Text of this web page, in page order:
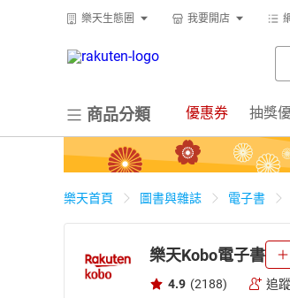
樂天生態圈 我要開店
商品分類 優惠券 抽獎
樂天首頁 圖書與雜誌 電子書
樂天Kobo電子書
4.9 (2188) 追蹤